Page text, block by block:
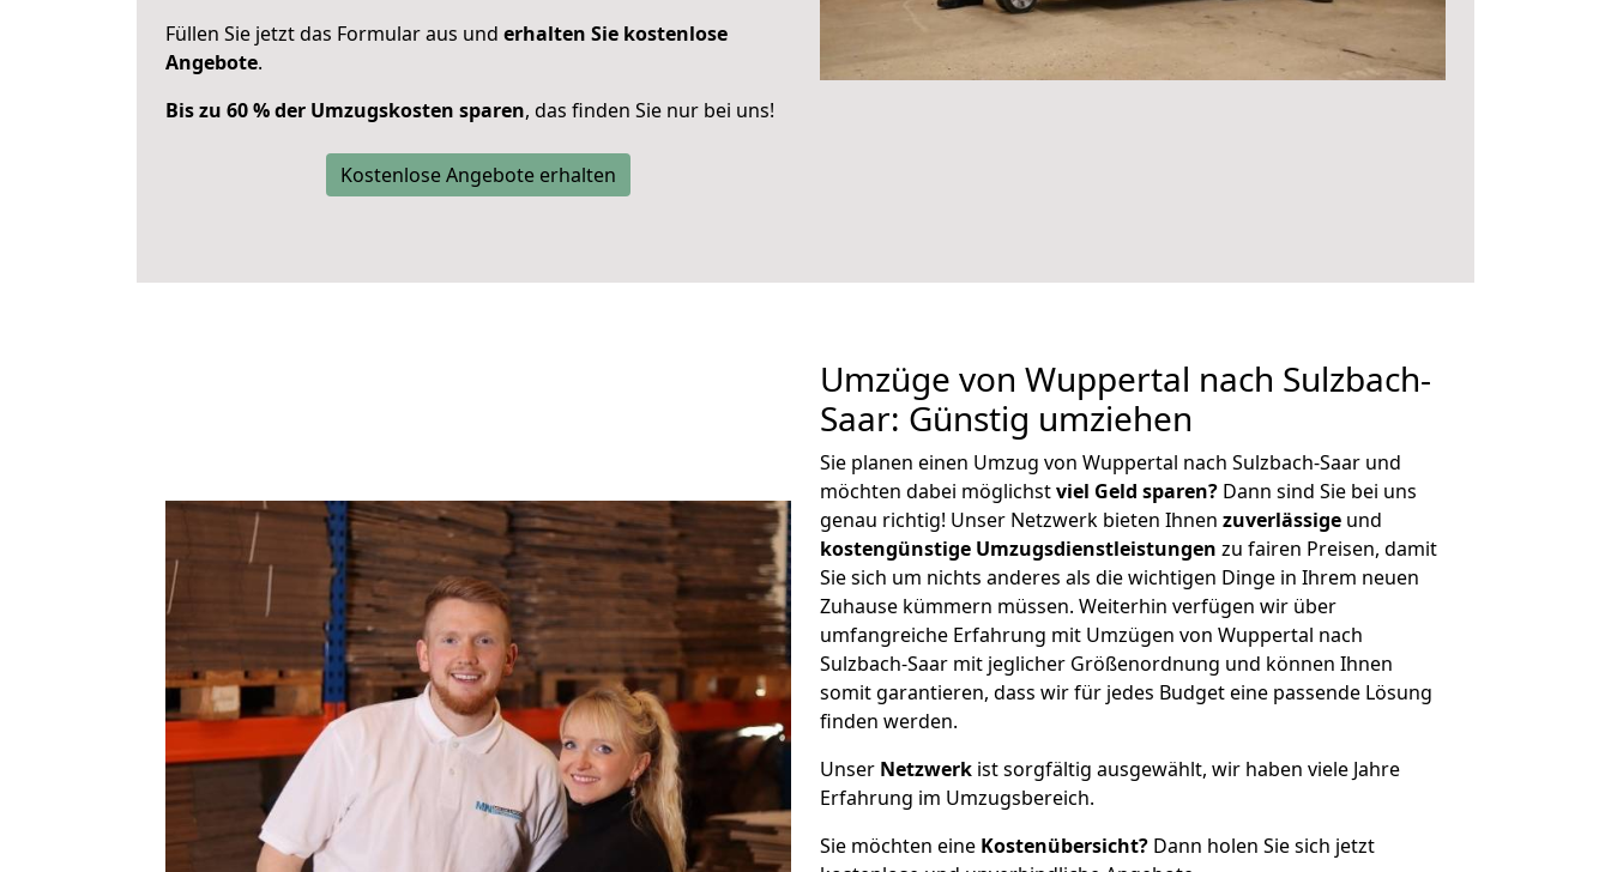
Füllen Sie jetzt das Formular aus und erhalten Sie kostenlose
Angebote.
Bis zu 60 % der Umzugskosten sparen, das finden Sie nur bei uns!
Kostenlose Angebote erhalten
Umzüge von Wuppertal nach Sulzbach-
Saar: Günstig umziehen
Sie planen einen Umzug von Wuppertal nach Sulzbach-Saar und
möchten dabei möglichstviel Geld sparen? Dann sind Sie bei uns
genau richtig! Unser Netzwerk bieten Ihnen zuverlässige und
kostengünstige Umzugsdienstleistungen zu fairen Preisen, damit
Sie sich um nichts anderes als die wichtigen Dinge in Ihrem neuen
Zuhause kümmern müssen. Weiterhin verfügen wir über
umfangreiche Erfahrung mit Umzügen von Wuppertal nach
Sulzbach-Saar mit jeglicher Größenordnung und können Ihnen
somit garantieren, dass wir für jedes Budget eine passende Lösung
finden werden.
Unser Netzwerk ist sorgfältig ausgewählt, wir haben viele Jahre
Erfahrung im Umzugsbereich.
Sie möchten eine Kostenübersicht? Dann holen Sie sich jetzt